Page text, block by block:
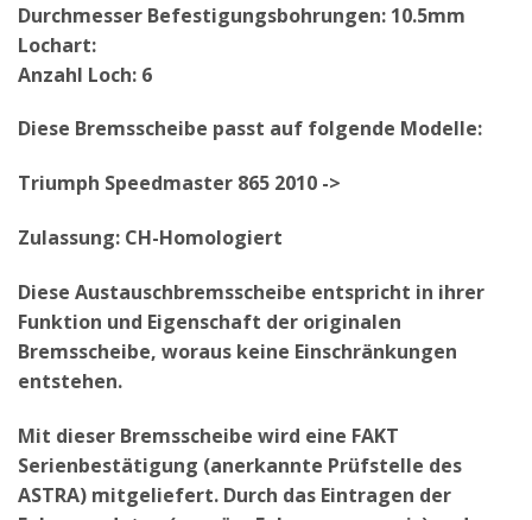
Durchmesser Befestigungsbohrungen: 10.5mm
Lochart:
Anzahl Loch: 6
Diese Bremsscheibe passt auf folgende Modelle:
Triumph Speedmaster 865 2010 ->
Zulassung: CH-Homologiert
Diese Austauschbremsscheibe entspricht in ihrer
Funktion und Eigenschaft der originalen
Bremsscheibe, woraus keine Einschränkungen
entstehen.
Mit dieser Bremsscheibe wird eine FAKT
Serienbestätigung (anerkannte Prüfstelle des
ASTRA) mitgeliefert. Durch das Eintragen der